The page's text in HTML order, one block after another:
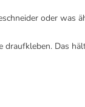
oder was
Das